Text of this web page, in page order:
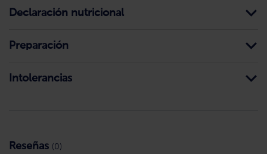
Declaración nutricional
Preparación
Intolerancias
Reseñas (0)